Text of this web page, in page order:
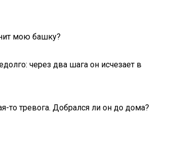
мою башку?
через два шага он исчезает в
то тревога. Добрался ли он до дома?